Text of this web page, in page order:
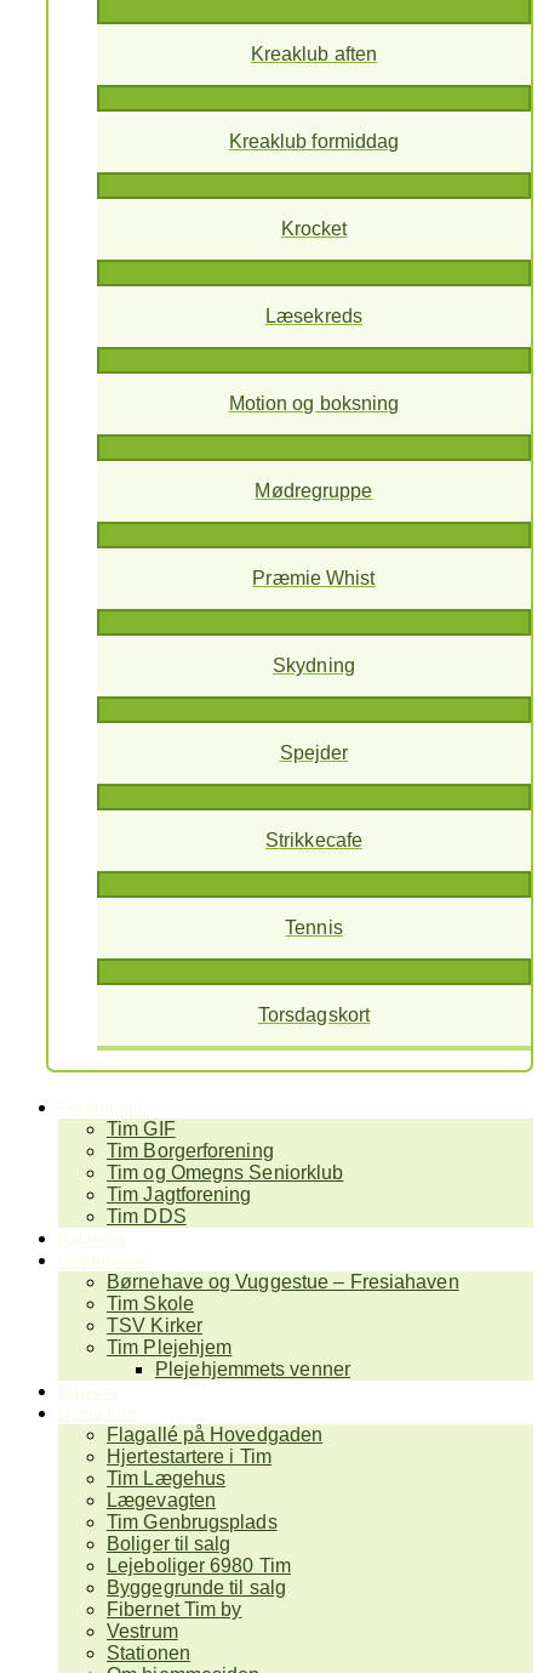
Kreaklub aften
Kreaklub formiddag
Krocket
Læsekreds
Motion og boksning
Mødregruppe
Præmie Whist
Skydning
Spejder
Strikkecafe
Tennis
Torsdagskort
Tim GIF
Tim Borgerforening
Tim og Omegns Seniorklub
Tim Jagtforening
Tim DDS
Børnehave og Vuggestue – Fresiahaven
Tim Skole
TSV Kirker
Tim Plejehjem
Plejehjemmets venner
Flagallé på Hovedgaden
Hjertestartere i Tim
Tim Lægehus
Lægevagten
Tim Genbrugsplads
Boliger til salg
Lejeboliger 6980 Tim
Byggegrunde til salg
Fibernet Tim by
Vestrum
Stationen